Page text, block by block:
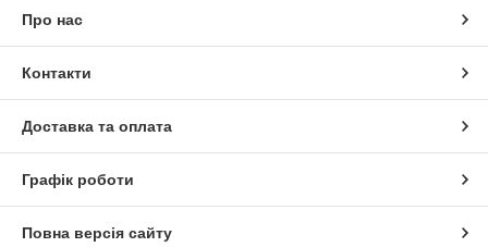
Про нас
Контакти
Доставка та оплата
Графік роботи
Повна версія сайту